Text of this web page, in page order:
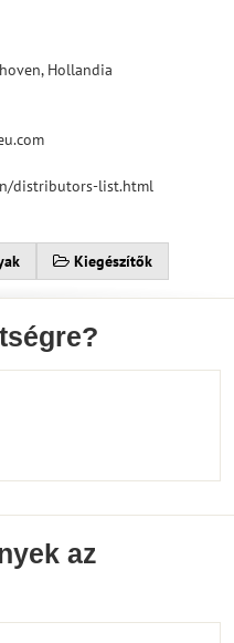
Hollandia
distributors-list.html
Kiegészítők
az